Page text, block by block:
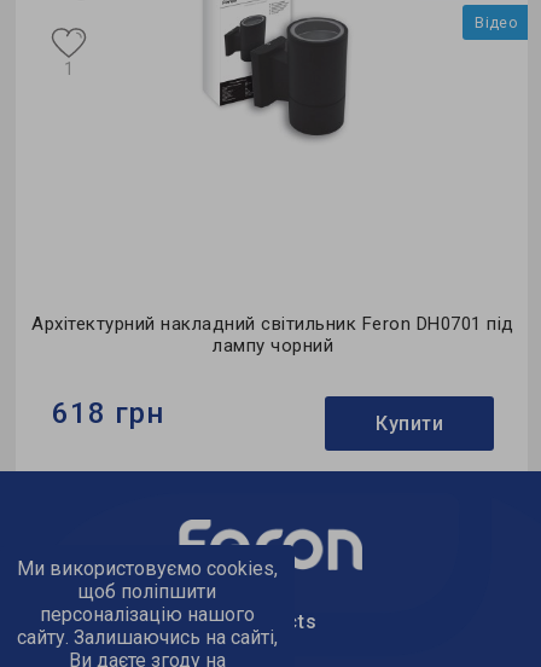
Feron DH0701 під
Купити
Архітектурний накладний світильник
Тип світильника:накладний
Тип джерела світла:
text_kontacts
Ми використовуємо cookies,
щоб поліпшити
персоналізацію нашого
сайту. Залишаючись на сайті,
Ви даєте згоду на